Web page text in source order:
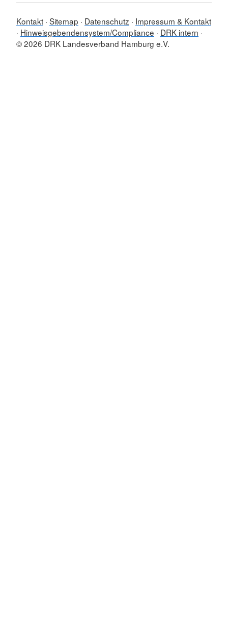
Kontakt Sitemap Datenschutz
Impressum & Kontakt
Hinweisgebendensystem/Compliance
DRK intern
© 2026 DRK Landesverband Hamburg e.V.